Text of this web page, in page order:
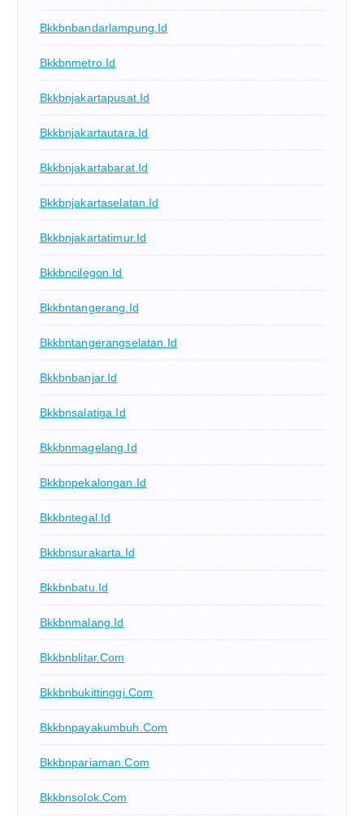
Bkkbnbandarlampung.id
Bkkbnmetro.id
Bkkbnjakartapusat.id
Bkkbnjakartautara.id
Bkkbnjakartabarat.id
Bkkbnjakartaselatan.id
Bkkbnjakartatimur.id
Bkkbncilegon.id
Bkkbntangerang.id
Bkkbntangerangselatan.id
Bkkbnbanjar.id
Bkkbnsalatiga.id
Bkkbnmagelang.id
Bkkbnpekalongan.id
Bkkbntegal.id
Bkkbnsurakarta.id
Bkkbnbatu.id
Bkkbnmalang.id
Bkkbnblitar.com
Bkkbnbukittinggi.com
Bkkbnpayakumbuh.com
Bkkbnpariaman.com
Bkkbnsolok.com